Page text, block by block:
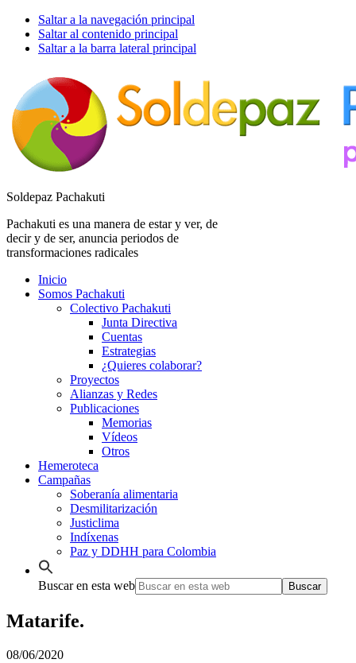
Saltar a la navegación principal
Saltar al contenido principal
Saltar a la barra lateral principal
Soldepaz Pachakuti
Pachakuti es una manera de estar y ver, de
decir y de ser, anuncia periodos de
transformaciones radicales
Inicio
Somos Pachakuti
Colectivo Pachakuti
Junta Directiva
Cuentas
Estrategias
¿Quieres colaborar?
Proyectos
Alianzas y Redes
Publicaciones
Memorias
Vídeos
Otros
Hemeroteca
Campañas
Soberanía alimentaria
Desmilitarización
Justiclima
Indíxenas
Paz y DDHH para Colombia
Buscar en esta web
Matarife.
08/06/2020